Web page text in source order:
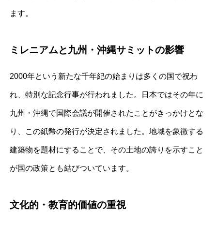
ます。
ミレニアムと九州・沖縄サミットの影響
2000年という新たな千年紀の始まりは多くの国で祝わ
れ、特別な記念行事が行われました。日本ではその年に
九州・沖縄で国際会議が開催されたことがきっかけとな
り、この紙幣の発行が決定されました。地域を象徴する
建築物を題材にすることで、その土地の誇りを示すこと
が国の政策とも結びついています。
文化的・教育的価値の重視